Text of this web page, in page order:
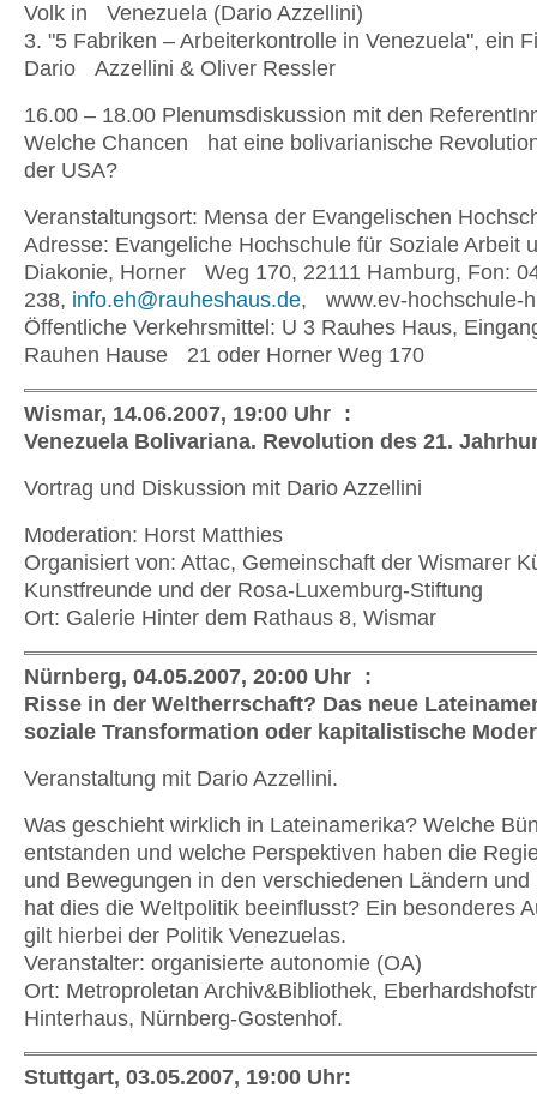
Volk in Venezuela (Dario Azzellini)
3. "5 Fabriken – Arbeiterkontrolle in Venezuela", ein
Dario Azzellini & Oliver Ressler
16.00 – 18.00 Plenumsdiskussion mit den
Welche Chancen hat eine bolivarianische
der USA?
Veranstaltungsort: Mensa der Evangelischen
Adresse: Evangeliche Hochschule für Soziale Arbeit
Diakonie, Horner Weg 170, 22111 Hamburg, Fon:
238, info.eh@rauheshaus.de, www.ev-
Öffentliche Verkehrsmittel: U 3 Rauhes Haus,
Rauhen Hause 21 oder Horner Weg 170
Wismar, 14.06.2007, 19:00 Uhr :
Venezuela Bolivariana. Revolution des 21.
Vortrag und Diskussion mit Dario Azzellini
Moderation: Horst Matthies
Organisiert von: Attac, Gemeinschaft der Wismarer
Kunstfreunde und der Rosa-Luxemburg-Stiftung
Ort: Galerie Hinter dem Rathaus 8, Wismar
Nürnberg, 04.05.2007, 20:00 Uhr :
Risse in der Weltherrschaft? Das neue
soziale Transformation oder kapitalistische
Veranstaltung mit Dario Azzellini.
Was geschieht wirklich in Lateinamerika? Welche
entstanden und welche Perspektiven haben die
und Bewegungen in den verschiedenen Ländern und
hat dies die Weltpolitik beeinflusst? Ein besonderes
gilt hierbei der Politik Venezuelas.
Veranstalter: organisierte autonomie (OA)
Ort: Metroproletan Archiv&Bibliothek,
Hinterhaus, Nürnberg-Gostenhof.
Stuttgart, 03.05.2007, 19:00 Uhr: